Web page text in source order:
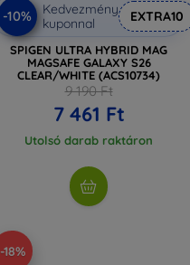
-10%
Kedvezmény
kuponnal
EXTRA10
SPIGEN ULTRA HYBRID MAG
MAGSAFE GALAXY S26
CLEAR/WHITE (ACS10734)
9 190 Ft
7 461 Ft
Utolsó darab raktáron
-18%